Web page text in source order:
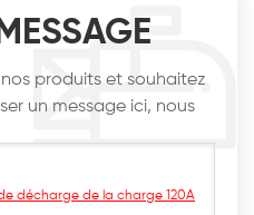
produits et souhaitez
un message ici, nous
décharge de la charge 120A